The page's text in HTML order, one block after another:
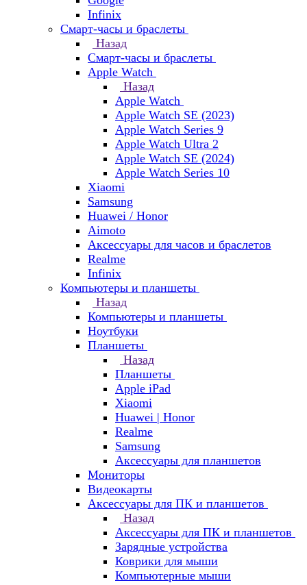
Infinix
Смарт-часы и браслеты
Назад
Смарт-часы и браслеты
Apple Watch
Назад
Apple Watch
Apple Watch SE (2023)
Apple Watch Series 9
Apple Watch Ultra 2
Apple Watch SE (2024)
Apple Watch Series 10
Xiaomi
Samsung
Huawei / Honor
Aimoto
Аксессуары для часов и браслетов
Realme
Infinix
Компьютеры и планшеты
Назад
Компьютеры и планшеты
Ноутбуки
Планшеты
Назад
Планшеты
Apple iPad
Xiaomi
Huawei | Honor
Realme
Samsung
Аксессуары для планшетов
Мониторы
Видеокарты
Аксессуары для ПК и планшетов
Назад
Аксессуары для ПК и планшетов
Зарядные устройства
Коврики для мыши
Компьютерные мыши